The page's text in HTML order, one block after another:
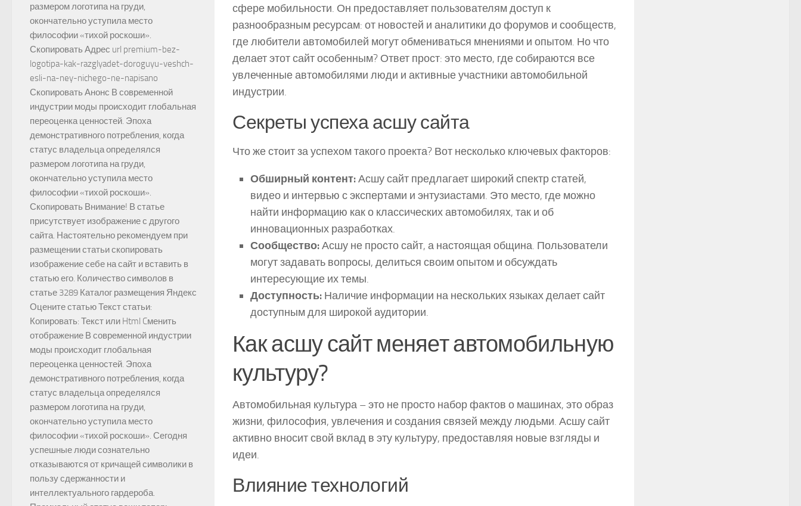
сфере мобильности. Он предоставляет пользователям доступ к
разнообразным ресурсам: от новостей и аналитики до форумов и сообществ,
где любители автомобилей могут обмениваться мнениями и опытом. Но что
делает этот сайт особенным? Ответ прост: это место, где собираются все
увлеченные автомобилями люди и активные участники автомобильной
индустрии.
Секреты успеха асшу сайта
Что же стоит за успехом такого проекта? Вот несколько ключевых факторов:
Обширный контент:Асшу сайт предлагает широкий спектр статей,
видео и интервью с экспертами и энтузиастами. Это место, где можно
найти информацию как о классических автомобилях, так и об
инновационных разработках.
Сообщество:Асшу не просто сайт, а настоящая община. Пользователи
могут задавать вопросы, делиться своим опытом и обсуждать
интересующие их темы.
Доступность: Наличие информации на нескольких языках делает сайт
доступным для широкой аудитории.
Как асшу сайт меняет автомобильную
культуру?
Автомобильная культура – это не просто набор фактов о машинах, это образ
жизни, философия, увлечения и создания связей между людьми. Асшу сайт
активно вносит свой вклад в эту культуру, предоставляя новые взгляды и
идеи.
Влияние технологий
размером логотипа на груди,
окончательно уступила место
философии «тихой роскоши».
Скопировать Адрес url premium-bez-
logotipa-kak-razglyadet-doroguyu-veshch-
esli-na-ney-nichego-ne-napisano
Скопировать Анонс В современной
индустрии моды происходит глобальная
переоценка ценностей. Эпоха
демонстративного потребления, когда
статус владельца определялся
размером логотипа на груди,
окончательно уступила место
философии «тихой роскоши».
Скопировать Внимание! В статье
присутствует изображение с другого
сайта. Настоятельно рекомендуем при
размещении статьи скопировать
изображение себе на сайт и вставить в
статью его. Количество символов в
статье 3289 Каталог размещения Яндекс
Оцените статью Текст статьи:
Копировать: Текст или Html Cменить
отображение В современной индустрии
моды происходит глобальная
переоценка ценностей. Эпоха
демонстративного потребления, когда
статус владельца определялся
размером логотипа на груди,
окончательно уступила место
философии «тихой роскоши». Сегодня
успешные люди сознательно
отказываются от кричащей символики в
пользу сдержанности и
интеллектуального гардероба.